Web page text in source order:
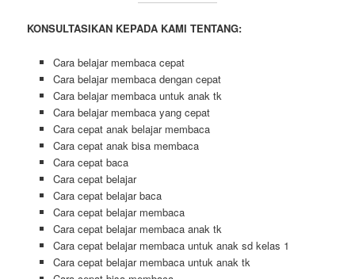
KONSULTASIKAN KEPADA KAMI TENTANG:
Cara belajar membaca cepat
Cara belajar membaca dengan cepat
Cara belajar membaca untuk anak tk
Cara belajar membaca yang cepat
Cara cepat anak belajar membaca
Cara cepat anak bisa membaca
Cara cepat baca
Cara cepat belajar
Cara cepat belajar baca
Cara cepat belajar membaca
Cara cepat belajar membaca anak tk
Cara cepat belajar membaca untuk anak sd kelas 1
Cara cepat belajar membaca untuk anak tk